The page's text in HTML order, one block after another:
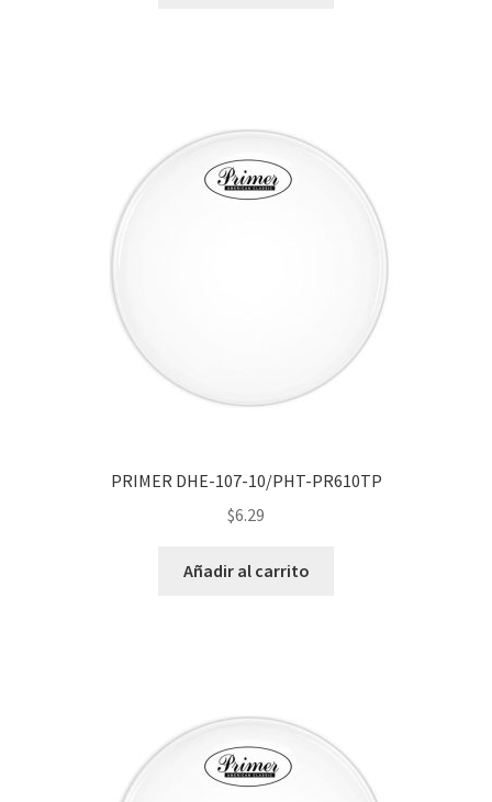
PRIMER DHE-107-10/PHT-PR610TP
$6.29
Añadir al carrito